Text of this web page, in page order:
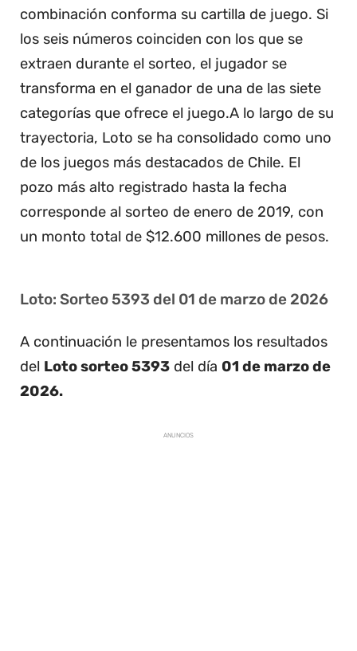
combinación conforma su cartilla de juego. Si
los seis números coinciden con los que se
extraen durante el sorteo, el jugador se
transforma en el ganador de una de las siete
categorías que ofrece el juego.A lo largo de su
trayectoria, Loto se ha consolidado como uno
de los juegos más destacados de Chile. El
pozo más alto registrado hasta la fecha
corresponde al sorteo de enero de 2019, con
un monto total de $12.600 millones de pesos.
Loto: Sorteo 5393 del 01 de marzo de 2026
A continuación le presentamos los resultados
del Loto sorteo 5393 del día 01 de marzo de
2026.
ANUNCIOS